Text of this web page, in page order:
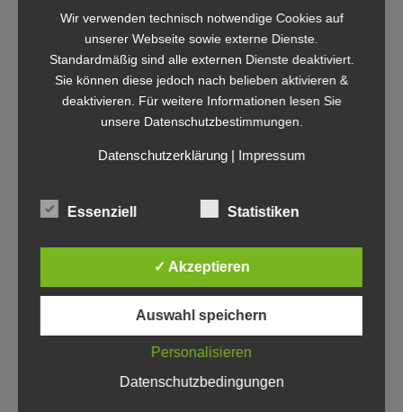
Die letzten Veranstaltungen der
MultimediaWerkstattfinden Sie im Archiv.
Wir freuen uns auf Sie und auf Ihren Input!
Dieser Beitrag wurde veröffentlicht inAllgemein
wissenschaftskommunikationvonLinda
Kommentare abgeschaltet.
Neueste Beiträge
Unser Blog ist umgezogen!
GeoMat, Div-e, PLANTY2Learn & WABE
Wir verwenden technisch notwendige Cookies auf
unserer Webseite sowie externe Dienste.
Standardmäßig sind alle externen Dienste deaktiviert.
Sie können diese jedoch nach belieben aktivieren &
deaktivieren. Für weitere Informationen lesen Sie
unsere Datenschutzbestimmungen.
Datenschutzerklärung| Impressum
Essenziell Statistiken
✓ Akzeptieren
Auswahl speichern
Personalisieren
Datenschutzbedingungen